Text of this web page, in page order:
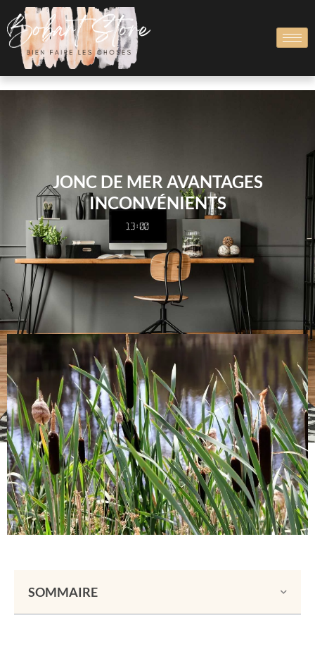
JONC DE MER AVANTAGES
INCONVÉNIENTS
SOMMAIRE